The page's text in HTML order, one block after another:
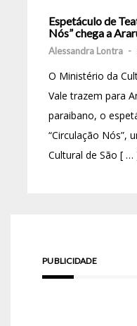
Espetáculo de
Nós” chega a
Alessandra Lontra -
O Ministério da
Vale trazem para
paraibano, o
“Circulação Nós”,
Cultural de São [ …
PUBLICIDADE